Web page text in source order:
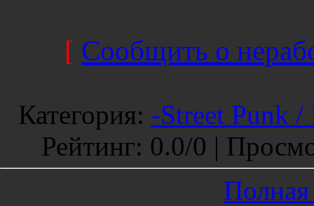
[ Сообщить о
Категория: -Street Punk
Рейтинг: 0.0/0 |
Полная